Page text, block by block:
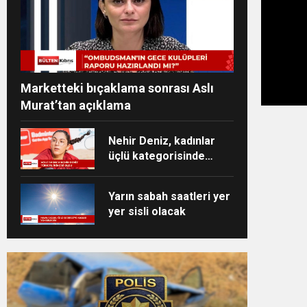
Marketteki bıçaklama sonrası Aslı
Murat’tan açıklama
Nehir Deniz, kadınlar
üçlü kategorisinde
Yarın sabah saatleri yer
yer sisli olacak